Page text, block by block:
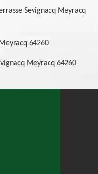
Sevignacq Meyracq
64260
Meyracq 64260